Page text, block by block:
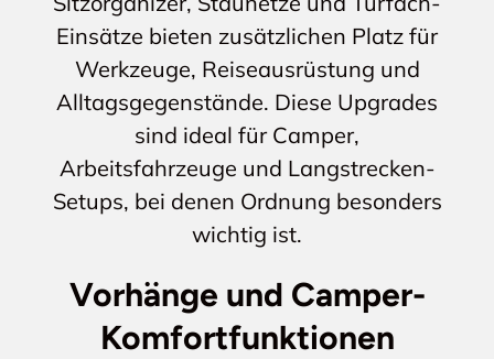
Einsätze bieten zusätzlichen Platz für
Werkzeuge, Reiseausrüstung und
Alltagsgegenstände. Diese Upgrades
sind ideal für Camper,
Arbeitsfahrzeuge und Langstrecken-
Setups, bei denen Ordnung besonders
wichtig ist.
Vorhänge und Camper-
Komfortfunktionen